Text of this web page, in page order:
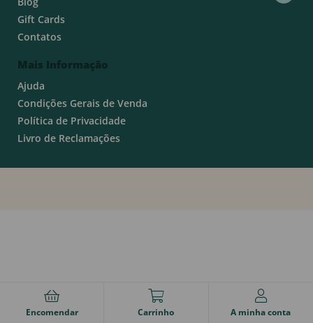
Gift Cards
Contatos
Mais Informação
Ajuda
Condições Gerais de Venda
Política de Privacidade
Livro de Reclamações
Encomendar Carrinho A minha conta